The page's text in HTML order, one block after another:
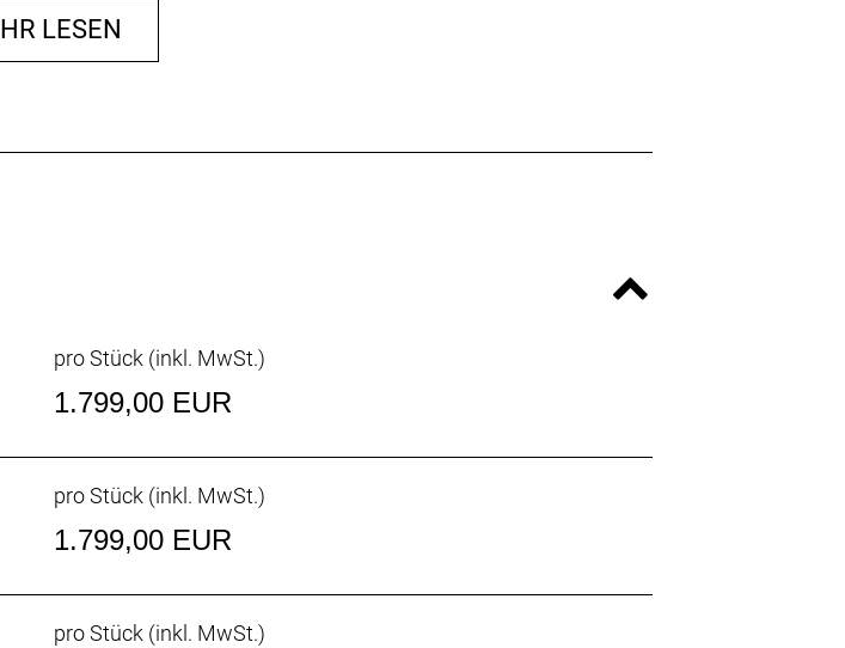
und trägt zur eleganten Optik des Bikes bei.
Garantie abgedeckt.
können nun unter allen Modellen dieser Performance-Linien
Sie alle sind Bikes für Frauen. Sie alle sind Bikes für Männer.
LESEN
pro Stück (inkl. MwSt.)
1.799,00 EUR
pro Stück (inkl. MwSt.)
1.799,00 EUR
pro Stück (inkl. MwSt.)